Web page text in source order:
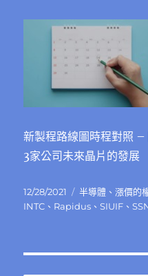
新製程路線圖時程對照
3家公司未來晶片的發展
發
佈
12/28/2021
分
類
半導體 、漲價的
INTC 、 Rapidus 、SIUIF 、